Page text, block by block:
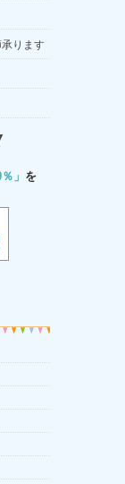
ります
」 を